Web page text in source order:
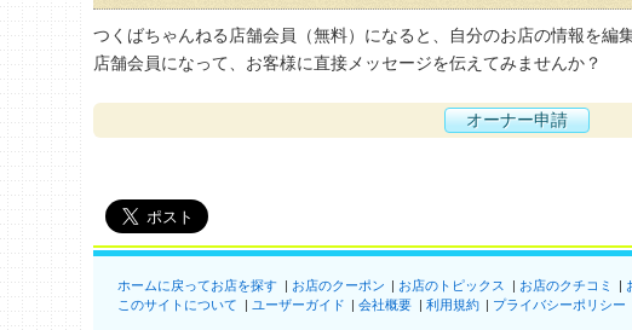
つくばちゃんねる店舗会員（無料）になると、自分のお店の情報を編
店舗会員になって、お客様に直接メッセージを伝えてみませんか？
オーナー申請
ホームに戻ってお店を探す お店のクーポン お店のトピックス お店のクチコミ
このサイトについて
ユーザーガイド 会社概要 利用規約 プライバシーポリシー